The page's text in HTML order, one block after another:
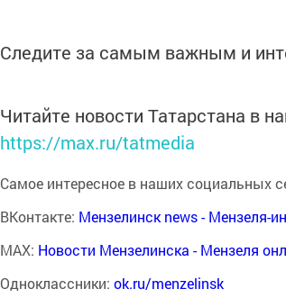
Следите за самым важным и
Читайте новости Татарстана в
https://max.ru/tatmedia
Самое интересное в наших социальных
ВКонтакте: Мензелинск news - Мензеля-
MAX: Новости Мензелинска - Мензеля
Одноклассники: ok.ru/menzelinsk